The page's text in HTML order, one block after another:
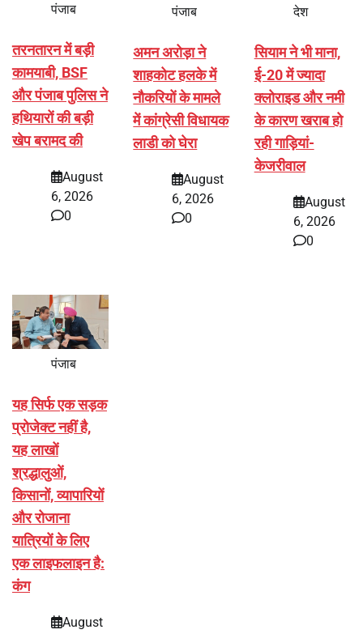
पंजाब
तरनतारन में बड़ी
कामयाबी, BSF
और पंजाब पुलिस ने
हथियारों की बड़ी
खेप बरामद की
August
6, 2026
0
पंजाब
अमन अरोड़ा ने
शाहकोट हलके में
नौकरियों के मामले
में कांग्रेसी विधायक
लाडी को घेरा
August
6, 2026
0
देश
सियाम ने भी माना,
ई-20 में ज्यादा
क्लोराइड और नमी
के कारण खराब हो
रही गाड़ियां-
केजरीवाल
August
6, 2026
0
पंजाब
यह सिर्फ एक सड़क
प्रोजेक्ट नहीं है,
यह लाखों
श्रद्धालुओं,
किसानों, व्यापारियों
और रोजाना
यात्रियों के लिए
एक लाइफलाइन है:
कंग
August